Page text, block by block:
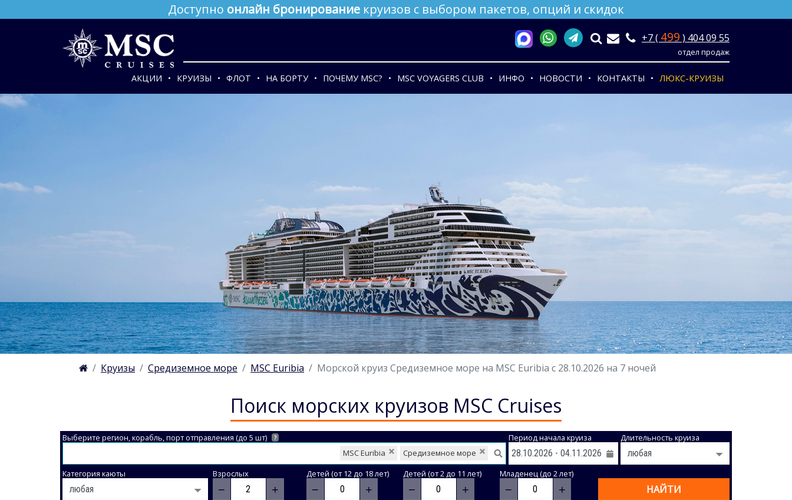
Доступно онлайн бронирование круизов с выбором пакетов, опций и скидок
+7 ( 499 ) 404 09 55
отдел продаж
АКЦИИ КРУИЗЫ ФЛОТ НА БОРТУ ПОЧЕМУ MSC? MSC VOYAGERS CLUB ИНФО НОВОСТИ КОНТАКТЫ ЛЮКС-КРУИЗЫ
Круизы Средиземное море MSC Euribia Морской круиз Средиземное море на MSC Euribia с 28.10.2026 на 7 ночей
Поиск морских круизов MSC Cruises
Выберите регион, корабль, порт отправления (до 5 шт) ?
Средиземное море
MSC Euribia
Период начала круиза Длительность круиза
Категория каюты Взрослых
− +
Детей (от 12 до 18 лет)
− +
Детей (от 2 до 11 лет)
− +
Младенец (до 2 лет)
− + НАЙТИ